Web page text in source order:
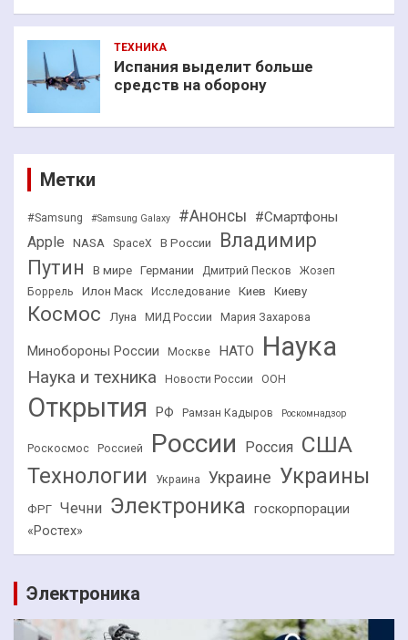
ТЕХНИКА
Испания выделит больше
средств на оборону
Метки
#Samsung #Samsung Galaxy #Анонсы #Смартфоны
Apple NASA SpaceX В России
Владимир
Путин
В мире Германии Дмитрий Песков
Жозеп
Боррель
Илон Маск Исследование Киев Киеву
Космос Луна МИД России Мария Захарова
Минобороны России Москве НАТО Наука
Наука и техника Новости России ООН
Открытия РФ Рамзан Кадыров Роскомнадзор
Роскосмос Россией России Россия США
Технологии Украина Украине Украины
ФРГ Чечни Электроника госкорпорации
«Ростех»
Электроника